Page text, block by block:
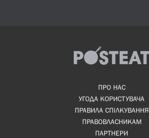
ПРО НАС
УГОДА КОРИСТУВАЧА
ПРАВИЛА СПІЛКУВАННЯ
ПРАВОВЛАСНИКАМ
ПАРТНЕРИ